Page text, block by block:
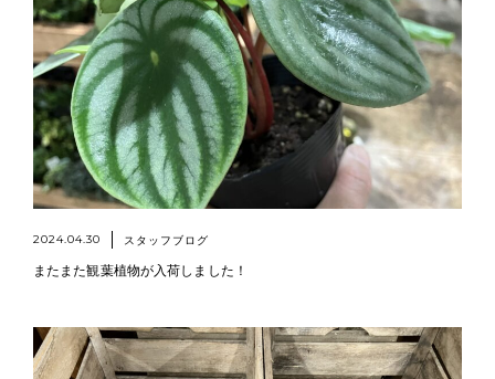
2024.04.30 スタッフブログ
またまた観葉植物が入荷しました！